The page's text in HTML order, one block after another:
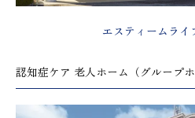
エスティームライ
認知症ケア 老人ホーム（グループホ